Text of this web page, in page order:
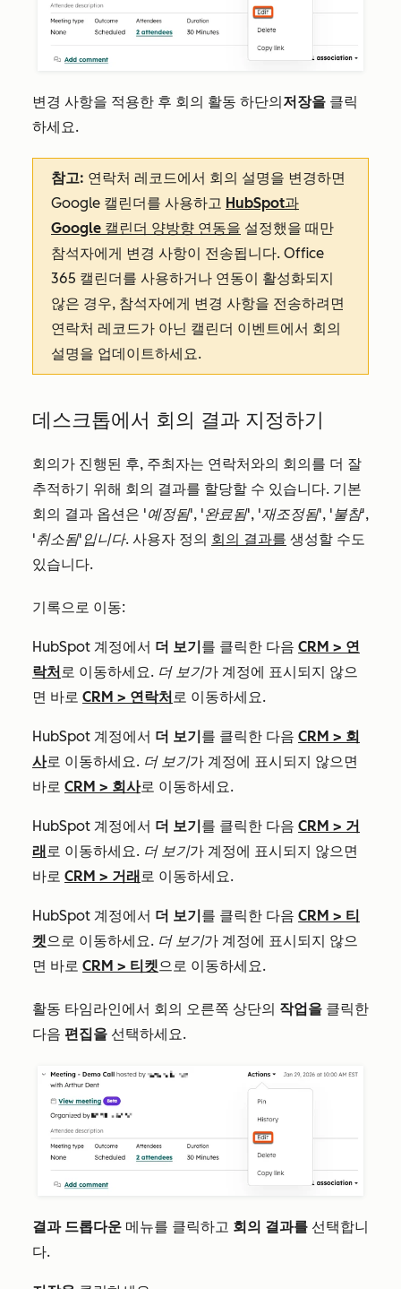
변경 사항을 적용한 후 회의 활동 하단의저장을 클릭
하세요.
참고: 연락처 레코드에서 회의 설명을 변경하면
Google 캘린더를 사용하고 HubSpot과
Google 캘린더 양방향 연동을 설정했을 때만
참석자에게 변경 사항이 전송됩니다. Office
365 캘린더를 사용하거나 연동이 활성화되지
않은 경우, 참석자에게 변경 사항을 전송하려면
연락처 레코드가 아닌 캘린더 이벤트에서 회의
설명을 업데이트하세요.
데스크톱에서 회의 결과 지정하기
회의가 진행된 후, 주최자는 연락처와의 회의를 더 잘
추적하기 위해 회의 결과를 할당할 수 있습니다. 기본
회의 결과 옵션은 '예정됨', '완료됨', '재조정됨', '불참',
'취소됨'입니다. 사용자 정의 회의 결과를 생성할 수도
있습니다.
기록으로 이동:
HubSpot 계정에서 더 보기를 클릭한 다음 CRM > 연
락처 로 이동하세요. 더 보기가 계정에 표시되지 않으
면 바로 CRM > 연락처 로 이동하세요.
HubSpot 계정에서 더 보기를 클릭한 다음 CRM > 회
사로 이동하세요. 더 보기가 계정에 표시되지 않으면
바로 CRM > 회사로 이동하세요.
HubSpot 계정에서 더 보기를 클릭한 다음 CRM > 거
래 로 이동하세요. 더 보기가 계정에 표시되지 않으면
바로 CRM > 거래 로 이동하세요.
HubSpot 계정에서 더 보기를 클릭한 다음 CRM > 티
켓으로 이동하세요. 더 보기가 계정에 표시되지 않으
면 바로 CRM > 티켓으로 이동하세요.
활동 타임라인에서 회의 오른쪽 상단의 작업을 클릭한
다음 편집을 선택하세요.
결과 드롭다운 메뉴를 클릭하고 회의 결과를 선택합니
다.